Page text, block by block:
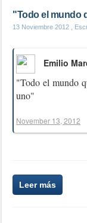
"Todo el mundo
13 Noviembre 2012 ,
"Todo el mundo
uno"
Emilio
November 13, 2012
Leer más